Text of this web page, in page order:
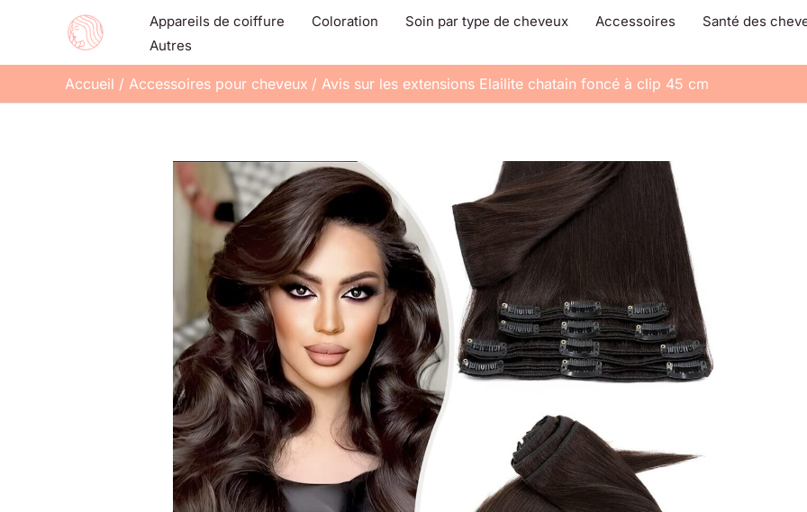
contenu
Appareils de coiffure Coloration Soin par type de cheveux Accessoires
Santé des
Autres
Accueil Accessoires pour cheveux Avis sur les extensions Elailite chatain foncé à clip 45 cm